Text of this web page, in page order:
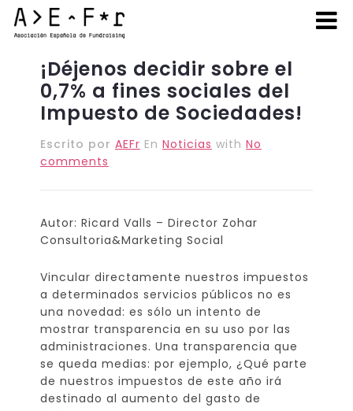
16 MAYO, 2018
¡Déjenos decidir sobre el
0,7% a fines sociales del
Impuesto de Sociedades!
Escrito por AEFr En Noticias with No
comments
Autor: Ricard Valls – Director Zohar
Consultoria&Marketing Social
Vincular directamente nuestros impuestos
a determinados servicios públicos no es
una novedad: es sólo un intento de
mostrar transparencia en su uso por las
administraciones. Una transparencia que
se queda medias: por ejemplo, ¿Qué parte
de nuestros impuestos de este año irá
destinado al aumento del gasto de